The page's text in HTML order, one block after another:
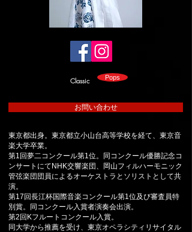
Classic Pops
お問い合わせ
東京都出身。東京都立小山台高等学校を経て、東京音
楽大学卒業。
第1回夢二コンクール第1位。同コンクール優勝記念コ
ンサートにてNHK交響楽団、岡山フィルハーモニック
管弦楽団団員によるオーケストラとソリストとして共
演。
第17回長江杯国際音楽コンクール第1位及び審査員特
別賞。同コンクール入賞者演奏会出演。
第2回Kフルートコンクール入賞。
同大学から推薦を受け、東京オペラシティリサイタル